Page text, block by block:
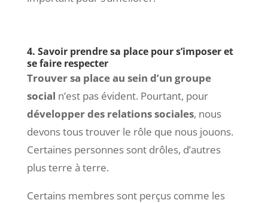
4. Savoir prendre sa place pour s’imposer et
se faire respecter
Trouver sa place au sein d’un groupe
social n’est pas évident. Pourtant, pour
développer des relations sociales, nous
devons tous trouver le rôle que nous jouons.
Certaines personnes sont drôles, d’autres
plus terre à terre.
Certains membres sont perçus comme les